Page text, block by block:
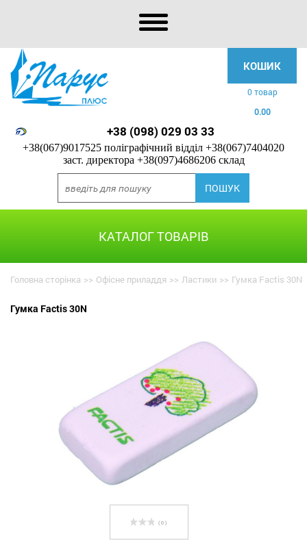
КОШИК
0 товар
0.00
+38 (098) 029 03 33
+38(067)9017525 поліграфічний відділ +38(067)7404020
заст. директора +38(097)4686206 склад
КАТАЛОГ ТОВАРІВ
Головна сторінка >> Офісне приладдя >> Ластики >> Гумка Factis 30N
Гумка Factis 30N
( 0 )